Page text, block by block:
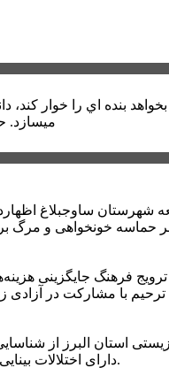
بنده اي را خوار كند،
میسازد.
شهرستان ساوجبلاغ
ترویج فرهنگ جایگزینی
ترحیم با مشارکت در آزادی
دارای اختلالات بینایی در این استان خبر داد.